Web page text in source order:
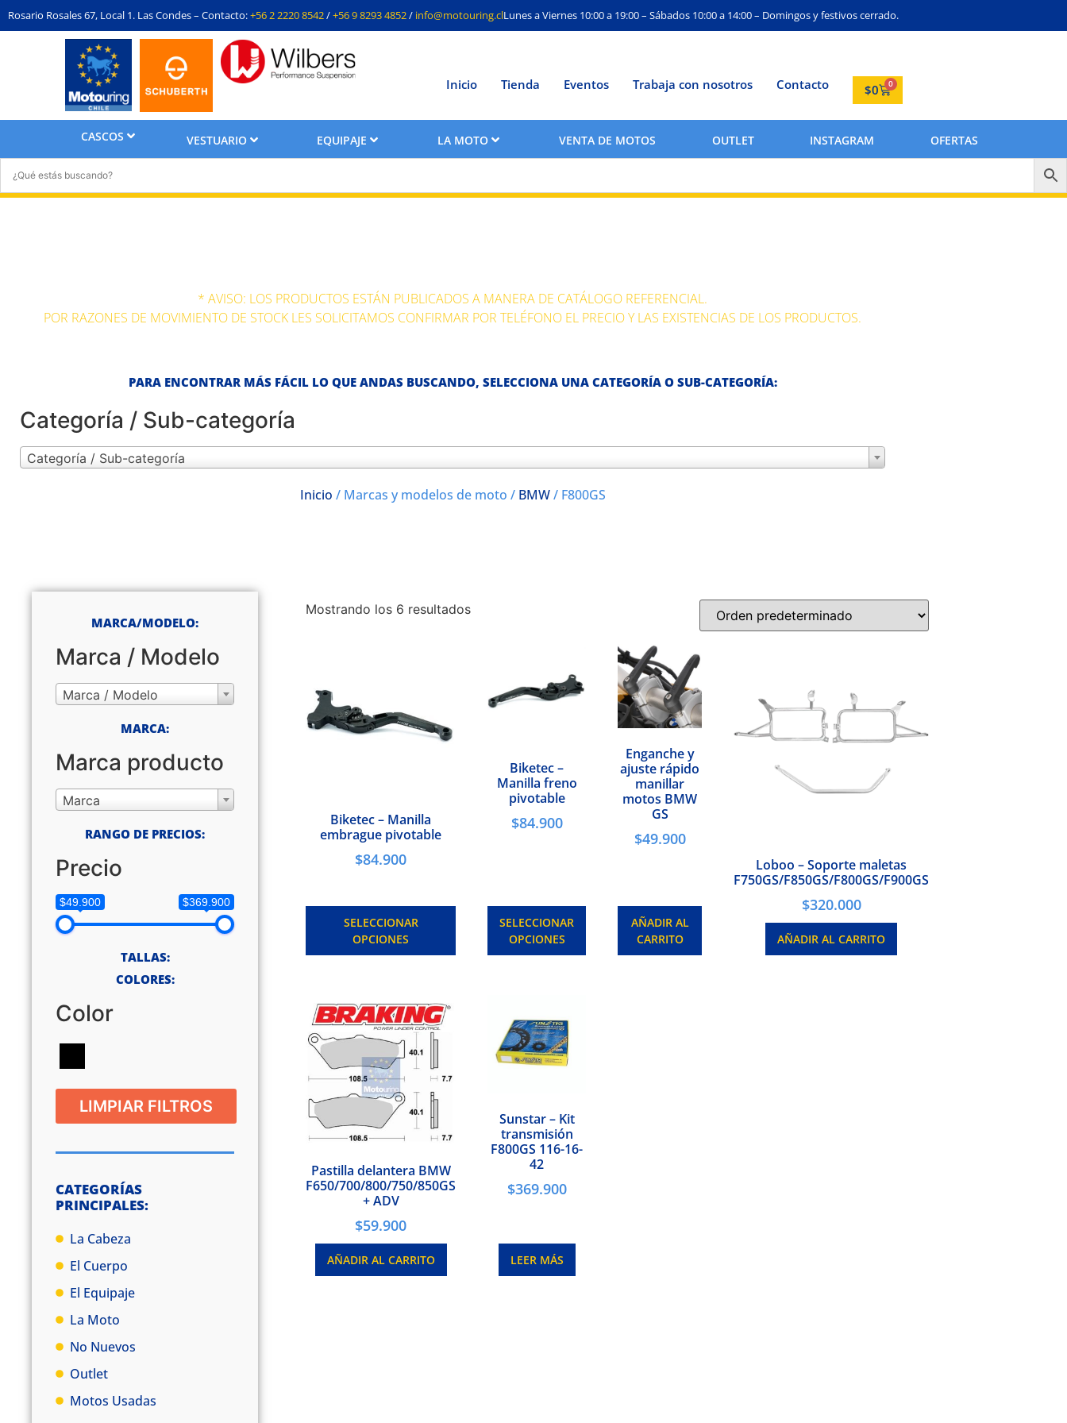
Rosario Rosales 67, Local 1. Las Condes – Contacto:+56 2 2220 8542/+56 9 8293 4852/ info@motouring.clLunes a Viernes 10:00 a 19:00 – Sábados 10:00 a 14:00 – Domingos y festivos cerrado.
Inicio Tienda Eventos Trabaja con nosotros Contacto $0 0
CASCOS VESTUARIO EQUIPAJE LA MOTO VENTA DE MOTOS OUTLET INSTAGRAM OFERTAS
* AVISO: LOS PRODUCTOS ESTÁN PUBLICADOS A MANERA DE CATÁLOGO REFERENCIAL.
POR RAZONES DE MOVIMIENTO DE STOCK LES SOLICITAMOS CONFIRMAR POR TELÉFONO EL PRECIO Y LAS EXISTENCIAS DE LOS PRODUCTOS.
PARA ENCONTRAR MÁS FÁCIL LO QUE ANDAS BUSCANDO, SELECCIONA UNA CATEGORÍA O SUB-CATEGORÍA:
Categoría / Sub-categoría
Categoría / Sub-categoría
Inicio / Marcas y modelos de moto / BMW/ F800GS
MARCA/MODELO:
Marca / Modelo
Marca / Modelo
MARCA:
Marca producto
Marca
RANGO DE PRECIOS:
Precio
$49.900 $369.900
TALLAS:
COLORES:
Color
LIMPIAR FILTROS
CATEGORÍAS
PRINCIPALES:
La Cabeza
El Cuerpo
El Equipaje
La Moto
No Nuevos
Outlet
Motos Usadas
Mostrando los 6 resultados
Biketec – Manilla
embrague pivotable
$84.900
SELECCIONAR
OPCIONES
Biketec –
Manilla freno
pivotable
$84.900
SELECCIONAR
OPCIONES
Enganche y
ajuste rápido
manillar
motos BMW
GS
$49.900
AÑADIR AL
CARRITO
Loboo – Soporte maletas
F750GS/F850GS/F800GS/F900GS
$320.000
AÑADIR AL CARRITO
Pastilla delantera BMW
F650/700/800/750/850GS
+ ADV
$59.900
AÑADIR AL CARRITO
Sunstar – Kit
transmisión
F800GS 116-16-
42
$369.900
LEER MÁS